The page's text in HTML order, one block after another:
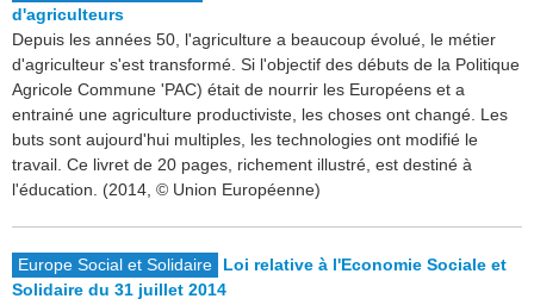
d'agriculteurs
Depuis les années 50, l'agriculture a beaucoup évolué, le métier
d'agriculteur s'est transformé. Si l'objectif des débuts de la Politique
Agricole Commune 'PAC) était de nourrir les Européens et a
entrainé une agriculture productiviste, les choses ont changé. Les
buts sont aujourd'hui multiples, les technologies ont modifié le
travail. Ce livret de 20 pages, richement illustré, est destiné à
l'éducation. (2014, © Union Européenne)
Europe Social et Solidaire
Loi relative à l'Economie Sociale et
Solidaire du 31 juillet 2014